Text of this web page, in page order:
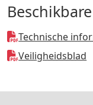
Technische
Veiligheidsblad